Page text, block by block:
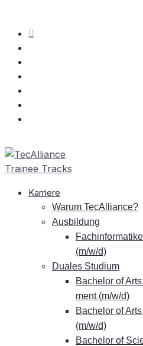
Kar­rie­re
War­um TecAlliance?
Aus­bil­dung
(m/w/d)
Dua­les Studium
Ba­che­lor of
ment (m/w/d)
Ba­che­lor of
(m/w/d)
Ba­che­lor of